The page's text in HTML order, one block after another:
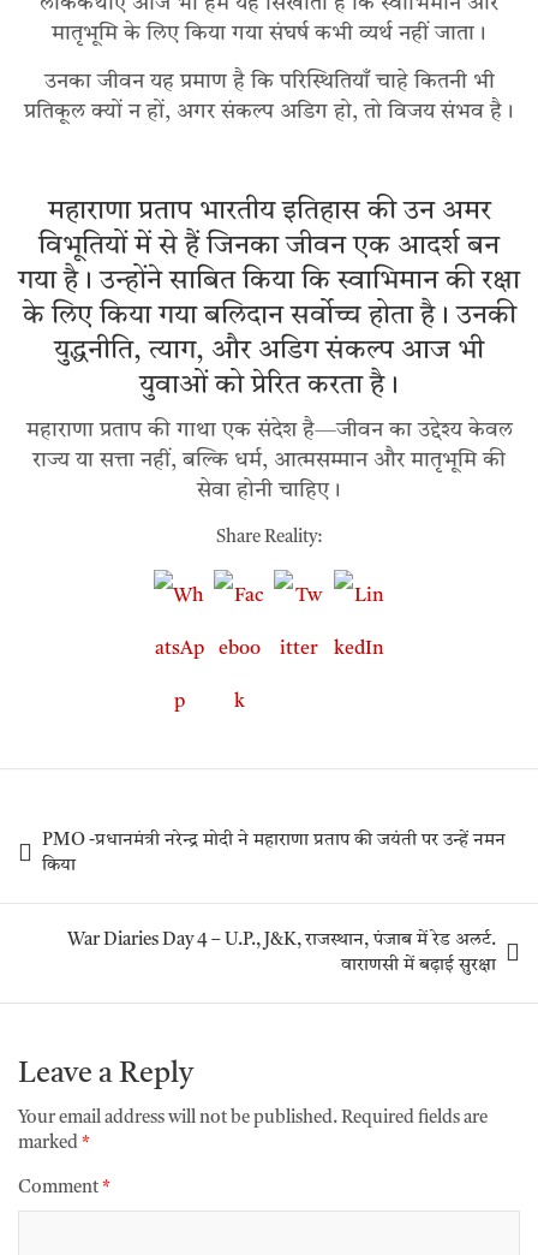
मातृभूमि के लिए किया गया संघर्ष कभी व्यर्थ नहीं जाता।
उनका जीवन यह प्रमाण है कि परिस्थितियाँ चाहे कितनी भी
प्रतिकूल क्यों न हों, अगर संकल्प अडिग हो, तो विजय संभव है।
महाराणा प्रताप भारतीय इतिहास की उन अमर
विभूतियों में से हैं जिनका जीवन एक आदर्श बन
गया है। उन्होंने साबित किया कि स्वाभिमान की रक्षा
के लिए किया गया बलिदान सर्वोच्च होता है। उनकी
युद्धनीति, त्याग, और अडिग संकल्प आज भी
युवाओं को प्रेरित करता है।
महाराणा प्रताप की गाथा एक संदेश है—जीवन का उद्देश्य केवल
राज्य या सत्ता नहीं, बल्कि धर्म, आत्मसम्मान और मातृभूमि की
सेवा होनी चाहिए।
Share Reality:
PMO -प्रधानमंत्री नरेन्द्र मोदी ने महाराणा प्रताप की जयंती पर उन्हें नमन
किया
War Diaries Day 4 – U.P., J&K, राजस्थान, पंजाब में रेड अलर्ट.
वाराणसी में बढ़ाई सुरक्षा
Leave a Reply
Your email address will not be published. Required fields are
marked *
Comment *